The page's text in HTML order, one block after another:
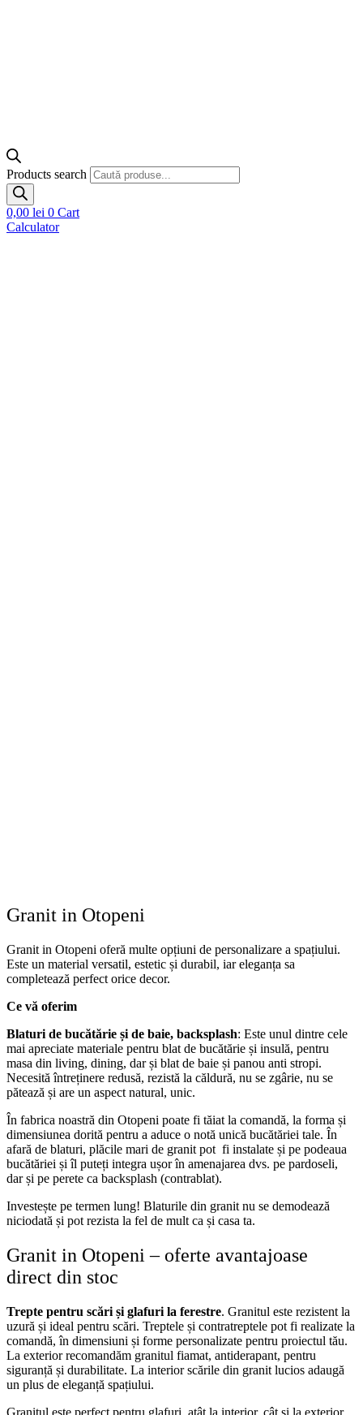
Products search
0,00 lei 0 Cart
Calculator
Granit in Otopeni
Granit in Otopeni oferă multe opțiuni de personalizare a spațiului.
Este un material versatil, estetic și durabil, iar eleganța sa
completează perfect orice decor.
Ce vă oferim
Blaturi de bucătărie și de baie, backsplash: Este unul dintre cele
mai apreciate materiale pentru blat de bucătărie și insulă, pentru
masa din living, dining, dar și blat de baie și panou anti stropi.
Necesită întreținere redusă, rezistă la căldură, nu se zgârie, nu se
pătează și are un aspect natural, unic.
În fabrica noastră din Otopeni poate fi tăiat la comandă, la forma și
dimensiunea dorită pentru a aduce o notă unică bucătăriei tale. În
afară de blaturi, plăcile mari de granit pot fi instalate și pe podeaua
bucătăriei și îl puteți integra ușor în amenajarea dvs. pe pardoseli,
dar și pe perete ca backsplash (contrablat).
Investește pe termen lung! Blaturile din granit nu se demodează
niciodată și pot rezista la fel de mult ca și casa ta.
Granit in Otopeni – oferte avantajoase
direct din stoc
Trepte pentru scări și glafuri la ferestre. Granitul este rezistent la
uzură și ideal pentru scări. Treptele și contratreptele pot fi realizate la
comandă, în dimensiuni și forme personalizate pentru proiectul tău.
La exterior recomandăm granitul fiamat, antiderapant, pentru
siguranță și durabilitate. La interior scările din granit lucios adaugă
un plus de eleganță spațiului.
Granitul este perfect pentru glafuri, atât la interior, cât și la exterior.